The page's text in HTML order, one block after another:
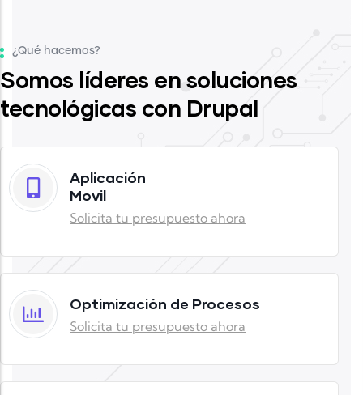
¿Qué hacemos?
Somos líderes en soluciones
tecnológicas con Drupal
Aplicación
Movil
Solicita tu presupuesto ahora
Optimización de Procesos
Solicita tu presupuesto ahora